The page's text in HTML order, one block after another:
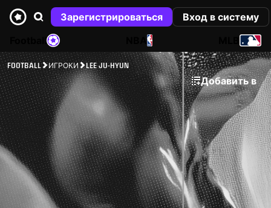
Зарегистрироваться
Вход в систему
NBA
FOOTBALL ИГРОКИ LEE JU-HYUN
Добавить в